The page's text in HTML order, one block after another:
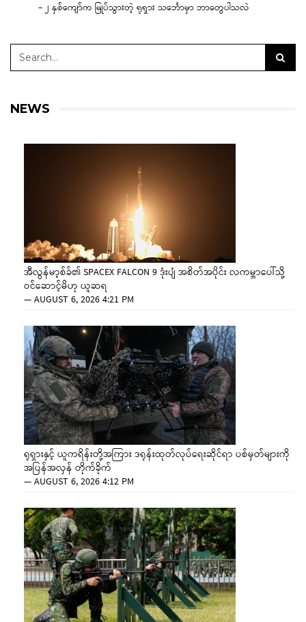
– ၂ နှစ်ကျော်က မြုပ်သွားတဲ့ ရုရှား သင်္ဘောမှာ ဘာတွေပါသလဲ
NEWS
အီလွန်မာ့စ်ခ်၏ SPACEX FALCON 9 ဒုံးပျံ အစိတ်အပိုင်း လကမ္ဘာပေါ်သို့
ဝင်ဆောင့်မိဟု ယူဆရ
—AUGUST 6, 2026 4:21 PM
ရုရှားနှင့် ယူကရိန်းတို့အကြား ဒရုန်းထုတ်လုပ်ရေးဆိုင်ရာ ပစ်မှတ်များကို
အပြန်အလှန် တိုက်ခိုက်
—AUGUST 6, 2026 4:12 PM